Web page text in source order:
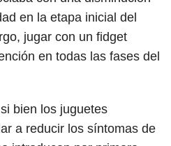
en la etapa inicial del
jugar con un fidget
en todas las fases del
bien los juguetes
a reducir los síntomas de